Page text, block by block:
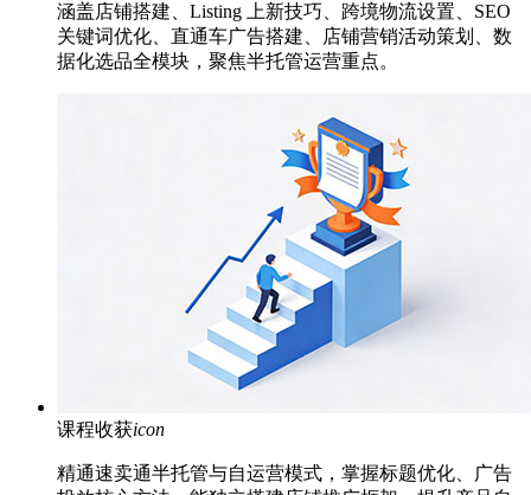
涵盖店铺搭建、Listing 上新技巧、跨境物流设置、SEO
关键词优化、直通车广告搭建、店铺营销活动策划、数
据化选品全模块，聚焦半托管运营重点。
课程收获icon
精通速卖通半托管与自运营模式，掌握标题优化、广告